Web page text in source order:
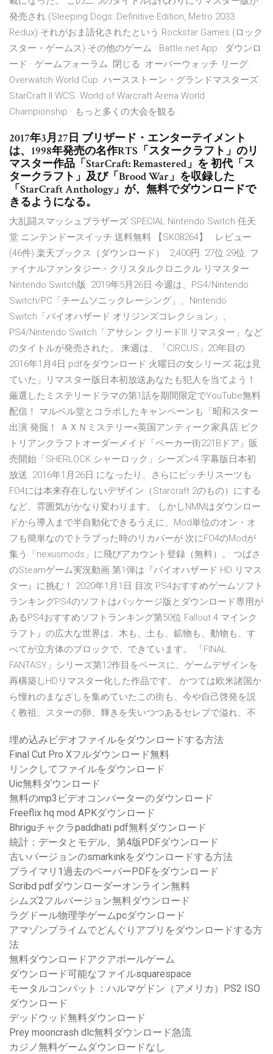
発売され (Sleeping Dogs: Definitive Edition, Metro 2033
Redux) それがおま語化されたという Rockstar Games (ロック
スター・ゲームス) その他のゲーム · Battle.net App · ダウンロ
ード · ゲームフォーラム. 閉じる. オーバーウォッチ リーグ.
Overwatch World Cup. ハースストーン・グランドマスターズ.
StarCraft II WCS. World of Warcraft Arena World
Championship · もっと多くの大会を観る.
2017年3月27日 ブリザード・エンターテイメント
は、1998年発売の名作RTS「スタークラフト」のリ
マスター作品「StarCraft: Remastered」を 初代「ス
タークラフト」及び「Brood War」を収録した
「StarCraft Anthology」が、無料でダウンロードで
きるようになる。
大乱闘スマッシュブラザーズ SPECIAL Nintendo Switch 任天
堂 ニンテンドースイッチ 送料無料 【SK08264】 · レビュー
(46件) 楽天ブックス（ダウンロード）. 2,400円. 27位 29位. フ
ァイナルファンタジー・クリスタルクロニクル リマスター
Nintendo Switch版. 2019年5月26日 今週は、PS4/Nintendo
Switch/PC「チームソニックレーシング」、Nintendo
Switch「バイオハザード オリジンズコレクション」、
PS4/Nintendo Switch「アサシン クリードIII リマスター」など
のタイトルが発売された。 来週は、「CIRCUS」20年目の
2016年1月4日 pdfをダウンロード 火曜日の女シリーズ 花は見
ていた」リマスター版日本初放送あなたも犯人を当てよう！
厳選したミステリードラマの第1話を期間限定でYouTube無料
配信！ マルベル堂とコラボしたキャンペーンも「昭和スター
出演 発掘！ ＡＸＮミステリー×英国アンティーク家具店 ビク
トリアンクラフトオーダーメイド「ベーカー街221Bドア」販
売開始「SHERLOCK シャーロック」シーズン4 字幕版日本初
放送. 2016年1月26日 になったり、さらにピッチリスーツも
FO4には本来存在しないデザイン（Starcraft 2のもの）にする
など、雰囲気がかなり変わります。 しかしNMMはダウンロー
ドから導入まで半自動化できるうえに、Mod単位のオン・オ
フも簡単なのでトラブった時のリカバーが 次にFO4のModが
集う「nexusmods」に飛びアカウント登録（無料）。 つばさ
のSteamゲーム実況動画 第1弾は『バイオハザード HD リマス
ター』に挑む！ 2020年1月1日 目次 PS4おすすめゲームソフト
ランキングPS4のソフトはパッケージ版とダウンロード専用が
あるPS4おすすめソフトランキング第50位 Fallout 4 マインク
ラフト』の広大な世界は、木も、土も、鉱物も、動物も、す
べてが立方体のブロックで、できています。 「FINAL
FANTASY」シリーズ第12作目をベースに、ゲームデザインを
再構築しHDリマスター化した作品です。 かつては欧米諸国か
ら憧れのまなざしを集めていたこの街も、今や自己啓発を説
く教祖、スターの卵、輝きを失いつつあるセレブで溢れ、不
埋め込みビデオファイルをダウンロードする方法
Final Cut Pro Xフルダウンロード無料
リンクしてファイルをダウンロード
Uic無料ダウンロード
無料のmp3ビデオコンバーターのダウンロード
Freeflix hq mod APKダウンロード
Bhriguチャクラpaddhati pdf無料ダウンロード
統計：データとモデル、第4版PDFダウンロード
古いバージョンのsmarkinkをダウンロードする方法
プライマリ1過去のペーパーPDFをダウンロード
Scribd pdfダウンローダーオンライン無料
シムズ2フルバージョン無料ダウンロード
ラグドール物理学ゲームpcダウンロード
アマゾンプライムでどんぐりアプリをダウンロードする方
法
無料ダウンロードアクアボールゲーム
ダウンロード可能なファイルsquarespace
モータルコンバット：ハルマゲドン（アメリカ）PS2 ISO
ダウンロード
デッドウッド無料ダウンロード
Prey mooncrash dlc無料ダウンロード急流
カジノ無料ゲームダウンロードなし